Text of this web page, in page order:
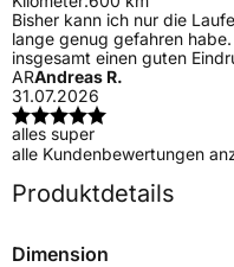
Bisher kann ich nur die
lange genug gefahren
insgesamt einen guten
ARAndreas R.
31.07.2026
alles super
alle Kundenbewertungen
Produktdetails
Dimension